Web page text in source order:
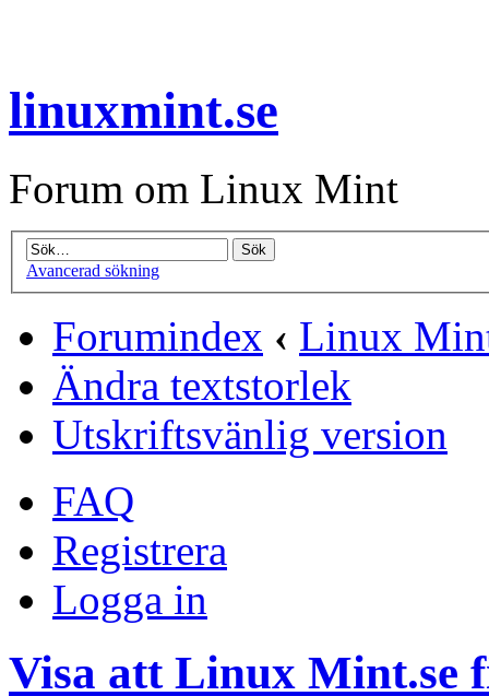
linuxmint.se
Forum om Linux Mint
Avancerad sökning
Forumindex ‹ Linux
Ändra textstorlek
Utskriftsvänlig version
FAQ
Registrera
Logga in
Visa att Linux Mint.se